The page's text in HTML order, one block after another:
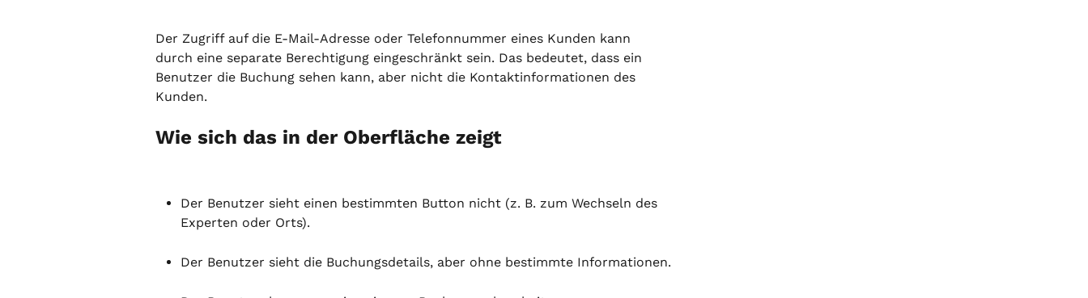
Der Zugriff auf die E-Mail-Adresse oder Telefonnummer eines Kunden kann
durch eine separate Berechtigung eingeschränkt sein. Das bedeutet, dass ein
Benutzer die Buchung sehen kann, aber nicht die Kontaktinformationen des
Kunden.
Wie sich das in der Oberfläche zeigt
Der Benutzer sieht einen bestimmten Button nicht (z. B. zum Wechseln des
Experten oder Orts).
Der Benutzer sieht die Buchungsdetails, aber ohne bestimmte Informationen.